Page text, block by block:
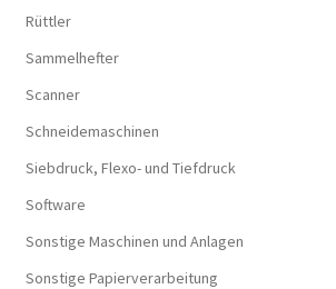
Rüttler
Sammelhefter
Scanner
Schneidemaschinen
Siebdruck, Flexo- und Tiefdruck
Software
Sonstige Maschinen und Anlagen
Sonstige Papierverarbeitung